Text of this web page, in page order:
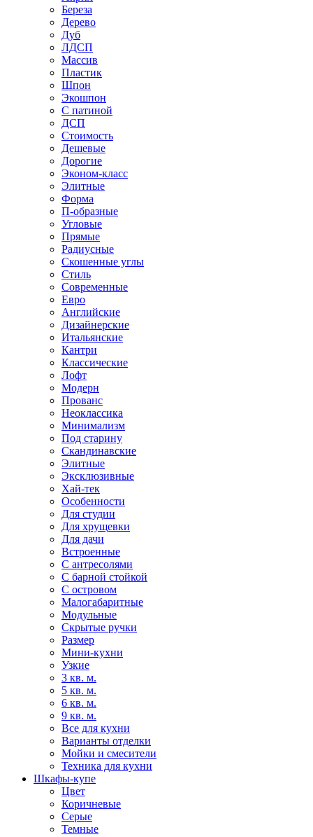
Береза
Дерево
Дуб
ЛДСП
Массив
Пластик
Шпон
Экошпон
С патиной
ДСП
Стоимость
Дешевые
Дорогие
Эконом-класс
Элитные
Форма
П-образные
Угловые
Прямые
Радиусные
Скошенные углы
Стиль
Современные
Евро
Английские
Дизайнерские
Итальянские
Кантри
Классические
Лофт
Модерн
Прованс
Неоклассика
Минимализм
Под старину
Скандинавские
Элитные
Эксклюзивные
Хай-тек
Особенности
Для студии
Для хрущевки
Для дачи
Встроенные
С антресолями
С барной стойкой
С островом
Малогабаритные
Модульные
Скрытые ручки
Размер
Мини-кухни
Узкие
3 кв. м.
5 кв. м.
6 кв. м.
9 кв. м.
Все для кухни
Варианты отделки
Мойки и смесители
Техника для кухни
Шкафы-купе
Цвет
Коричневые
Серые
Темные